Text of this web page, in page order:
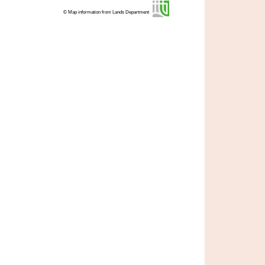
© Map information from Lands Department